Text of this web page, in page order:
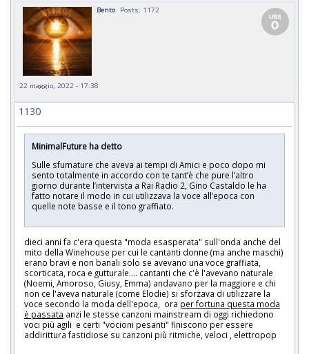
Bento Posts: 1172
22 maggio, 2022 - 17:38
1130
MinimalFuture ha detto
Sulle sfumature che aveva ai tempi di Amici e poco dopo mi
sento totalmente in accordo con te tant’è che pure l’altro
giorno durante l’intervista a Rai Radio 2, Gino Castaldo le ha
fatto notare il modo in cui utilizzava la voce all’epoca con
quelle note basse e il tono graffiato.
dieci anni fa c'era questa "moda esasperata" sull'onda anche del
mito della Winehouse per cui le cantanti donne (ma anche maschi)
erano bravi e non banali solo se avevano una voce graffiata,
scorticata, roca e gutturale.... cantanti che c'è l'avevano naturale
(Noemi, Amoroso, Giusy, Emma) andavano per la maggiore e chi
non ce l'aveva naturale (come Elodie) si sforzava di utilizzare la
voce secondo la moda dell'epoca, ora per fortuna questa moda
è passata anzi le stesse canzoni mainstream di oggi richiedono
voci più agili e certi "vocioni pesanti" finiscono per essere
addirittura fastidiose su canzoni più ritmiche, veloci , elettropop